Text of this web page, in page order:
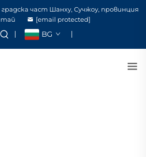
част Шанху, Сучжоу, провинция
[email protected]
BG